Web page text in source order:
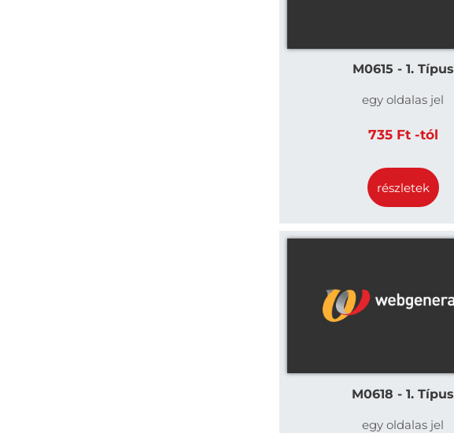
M0615 - 1. Típus
egy oldalas jel
735 Ft -tól
részletek
M0618 - 1. Típus
egy oldalas jel